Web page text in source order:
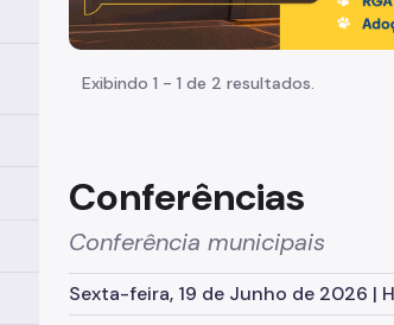
Exibindo 1 - 1 de 2 resultados.
Conferências
Conferência municipais
Sexta-feira, 19 de Junho de 2026 |